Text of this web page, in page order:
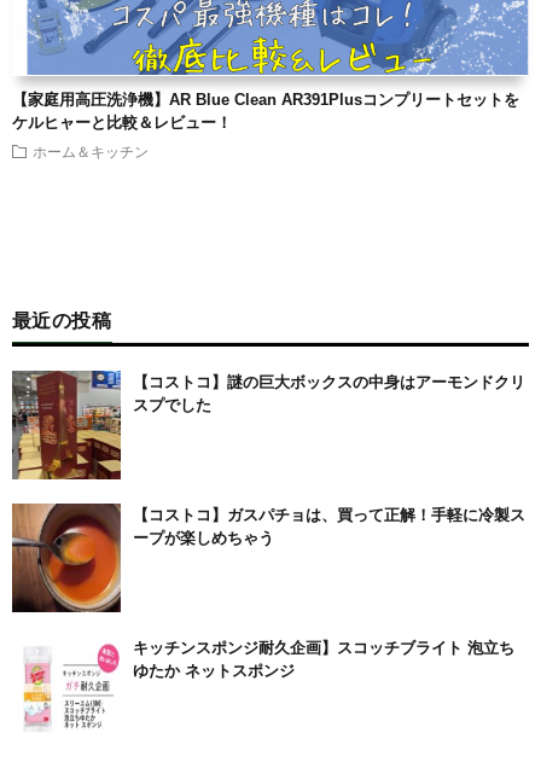
【家庭用高圧洗浄機】AR Blue Clean AR391Plusコンプリートセットを
ケルヒャーと比較＆レビュー！
ホーム＆キッチン
最近の投稿
【コストコ】謎の巨大ボックスの中身はアーモンドクリ
スプでした
【コストコ】ガスパチョは、買って正解！手軽に冷製ス
ープが楽しめちゃう
キッチンスポンジ耐久企画】スコッチブライト 泡立ち
ゆたか ネットスポンジ